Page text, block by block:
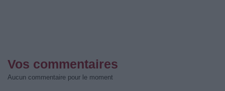
Vos commentaires
Aucun commentaire pour le moment